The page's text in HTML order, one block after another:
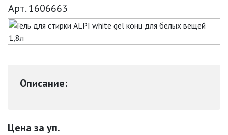
Арт. 1606663
Описание:
Цена за уп.